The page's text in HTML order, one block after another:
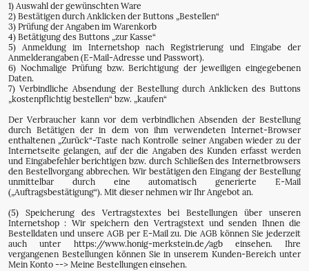
1) Auswahl der gewünschten Ware
2) Bestätigen durch Anklicken der Buttons „Bestellen“
3) Prüfung der Angaben im Warenkorb
4) Betätigung des Buttons „zur Kasse“
5) Anmeldung im Internetshop nach Registrierung und Eingabe der
Anmelderangaben (E-Mail-Adresse und Passwort).
6) Nochmalige Prüfung bzw. Berichtigung der jeweiligen eingegebenen
Daten.
7) Verbindliche Absendung der Bestellung durch Anklicken des Buttons
„kostenpflichtig bestellen“ bzw. „kaufen“
Der Verbraucher kann vor dem verbindlichen Absenden der Bestellung
durch Betätigen der in dem von ihm verwendeten Internet-Browser
enthaltenen „Zurück“-Taste nach Kontrolle seiner Angaben wieder zu der
Internetseite gelangen, auf der die Angaben des Kunden erfasst werden
und Eingabefehler berichtigen bzw. durch Schließen des Internetbrowsers
den Bestellvorgang abbrechen. Wir bestätigen den Eingang der Bestellung
unmittelbar durch eine automatisch generierte E-Mail
(„Auftragsbestätigung“). Mit dieser nehmen wir Ihr Angebot an.
(5) Speicherung des Vertragstextes bei Bestellungen über unseren
Internetshop : Wir speichern den Vertragstext und senden Ihnen die
Bestelldaten und unsere AGB per E-Mail zu. Die AGB können Sie jederzeit
auch unter https://www.honig-merkstein.de/agb einsehen. Ihre
vergangenen Bestellungen können Sie in unserem Kunden-Bereich unter
Mein Konto --> Meine Bestellungen einsehen.